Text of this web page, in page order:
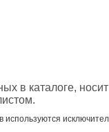
в каталоге,